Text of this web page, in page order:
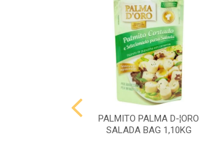
PALMITO PALMA D-¦ORO
SALADA BAG 1,10KG